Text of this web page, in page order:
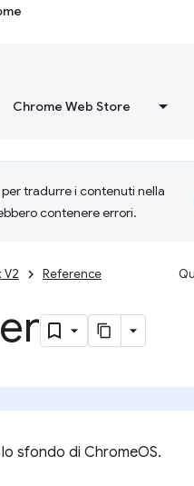
Chrome Web Store
tradurre i contenuti nella
contenere errori.
V2 Reference
sfondo di ChromeOS.